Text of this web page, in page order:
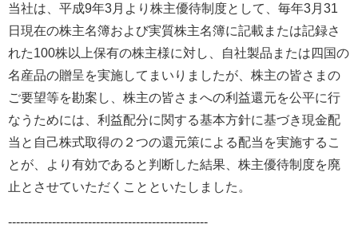
当社は、平成9年3 月より株主優待制度として、毎年3 月31
日現在の株主名簿および実質株主名簿に記載または記録さ
れた100株以上保有の株主様に対し、自社製品または四国の
名産品の贈呈を実施してまいりましたが、株主の皆さまの
ご要望等を勘案し、株主の皆さまへの利益還元を公平に行
なうためには、利益配分に関する基本方針に基づき現金配
当と自己株式取得の２つの還元策による配当を実施するこ
とが、より有効であると判断した結果、株主優待制度を廃
止とさせていただくことといたしました。
--------------------------------------------------